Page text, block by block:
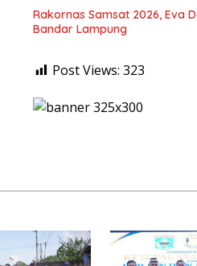
Rakornas Samsat 2026, Eva
Bandar Lampung
Post Views: 323